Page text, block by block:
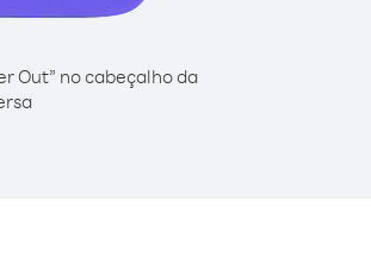
Out” no cabeçalho da